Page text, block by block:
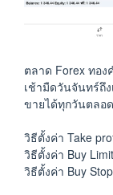
ตลาด Forex ทอ
เช้ามืดวันจันทร์ถึ
ขายได้ทุกวันตลอ
วิธีตั้งค่า Take
วิธีตั้งค่า Buy
วิธีตั้งค่า Buy